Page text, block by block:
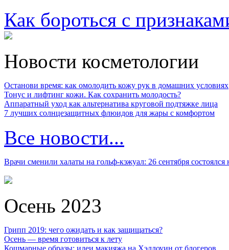
Как бороться с
Новости косметологии
Останови время: как омолодить кожу рук в домашних условиях
Тонус и лифтинг кожи. Как сохранить молодость?
Аппаратный уход как альтернатива круговой подтяжке лица
7 лучших солнцезащитных флюидов для жары с комфортом
Все новости...
Врачи сменили халаты на гольф-кэжуал: 26 сентября
Осень 2023
Грипп 2019: чего ожидать и как защищаться?
Осень — время готовиться к лету
Кошмарные образы: идеи макияжа на Хэллоуин от блогеров